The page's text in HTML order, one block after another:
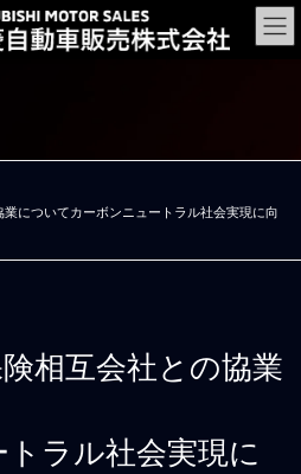
についてカーボンニュートラル社会実現に向
相互会社との協業
ラル社会実現に